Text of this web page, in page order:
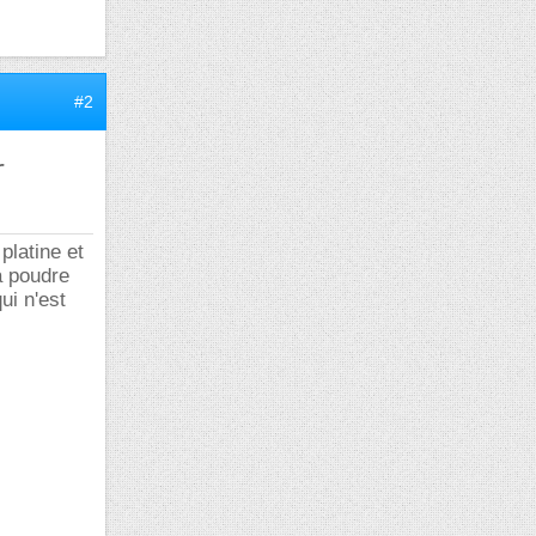
#2
et
poudre
n'est